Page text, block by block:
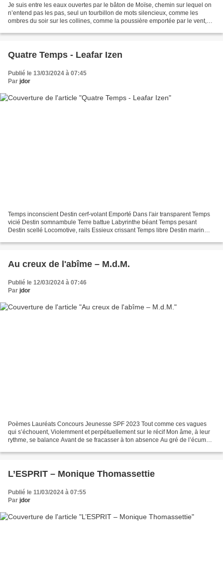
Je suis entre les eaux ouvertes par le bâton de Moïse, chemin sur lequel on
n’entend pas les pas, seul un tourbillon de mots silencieux, comme les
ombres du soir sur les collines, comme la poussière emportée par le vent,
Quatre Temps - Leafar Izen
Publié le 13/03/2024 à 07:45
Par jdor
Temps inconscient Destin cerf-volant Emporté Dans l'air transparent Temps
vicié Destin somnambule Terre battue Labyrinthe béant Temps pesant
Destin scellé Locomotive, rails Essieux crissant Temps libre Destin marin
Au creux de l'abîme – M.d.M.
Publié le 12/03/2024 à 07:46
Par jdor
Poèmes Lauréats Concours Jeunesse SPF 2023 Tout comme ces vagues
qui s’échouent, Violemment et perpétuellement sur le récif Mon âme, à leur
rythme, se balance Avant de se fracasser à ton absence Au gré de l’écume
L’ESPRIT – Monique Thomassettie
Publié le 11/03/2024 à 07:55
Par jdor